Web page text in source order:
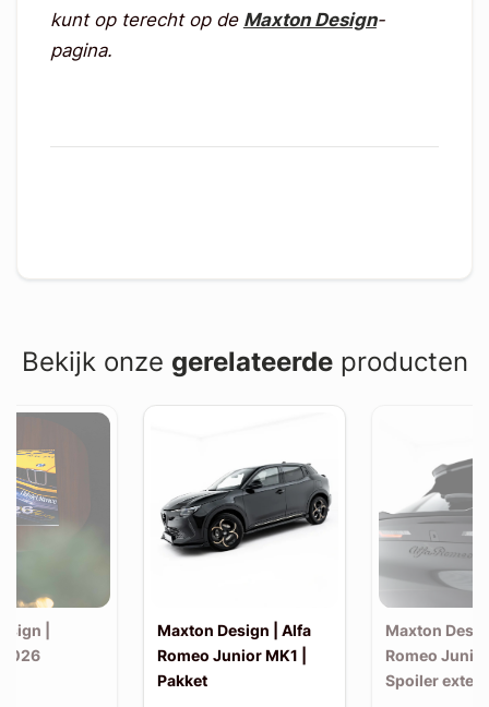
kunt op terecht op de Maxton Design-
pagina.
Bekijk onze gerelateerdeproducten
|
Maxton Design | Alfa
Romeo Junior MK1 |
Pakket
Maxton
Romeo
Spoiler